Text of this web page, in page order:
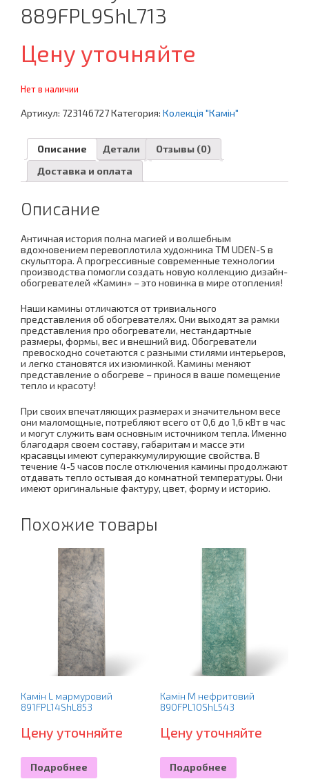
889FPL9ShL713
Цену уточняйте
Нет в наличии
Артикул: 723146727Категория: Колекція "Камін"
Описание Детали
Отзывы (0)
Доставка и оплата
Описание
Античная история полна магией и волшебным
вдохновением перевоплотила художника TM UDEN-S в
скульптора. А прогрессивные современные технологии
производства помогли создать новую коллекцию дизайн-
обогревателей «Камин» – это новинка в мире отопления!
Наши камины отличаются от тривиального
представления об обогревателях. Они выходят за рамки
представления про обогреватели, нестандартные
размеры, формы, вес и внешний вид. Обогреватели
превосходно сочетаются с разными стилями интерьеров,
и легко становятся их изюминкой. Камины меняют
представление о обогреве – принося в ваше помещение
тепло и красоту!
При своих впечатляющих размерах и значительном весе
они маломощные, потребляют всего от 0,6 до 1,6 кВт в час
и могут служить вам основным источником тепла. Именно
благодаря своем составу, габаритам и массе эти
красавцы имеют супераккумулирующие свойства. В
течение 4-5 часов после отключения камины продолжают
отдавать тепло остывая до комнатной температуры. Они
имеют оригинальные фактуру, цвет, форму и историю.
Похожие товары
Камін L мармуровий
891FPL14ShL853
Цену уточняйте
Подробнее
Камін M нефритовий
890FPL10ShL543
Цену уточняйте
Подробнее